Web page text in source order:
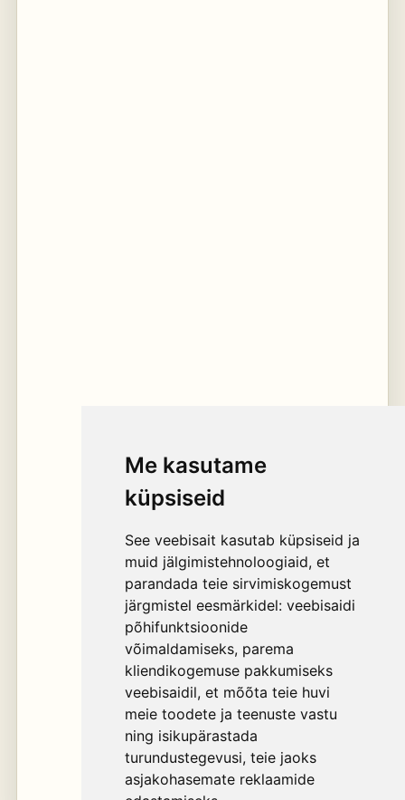
Me kasutame
küpsiseid
See veebisait kasutab küpsiseid ja
muid jälgimistehnoloogiaid, et
parandada teie sirvimiskogemust
järgmistel eesmärkidel: veebisaidi
põhifunktsioonide
võimaldamiseks, parema
kliendikogemuse pakkumiseks
veebisaidil, et mõõta teie huvi
meie toodete ja teenuste vastu
ning isikupärastada
turundustegevusi, teie jaoks
asjakohasemate reklaamide